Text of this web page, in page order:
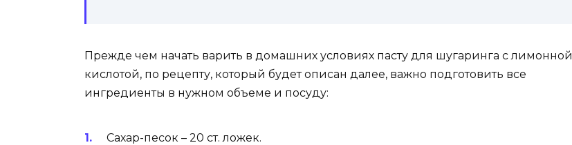
Прежде чем начать варить в домашних условиях пасту для шугаринга с лимонной
кислотой, по рецепту, который будет описан далее, важно подготовить все
ингредиенты в нужном объеме и посуду:
Сахар-песок – 20 ст. ложек.